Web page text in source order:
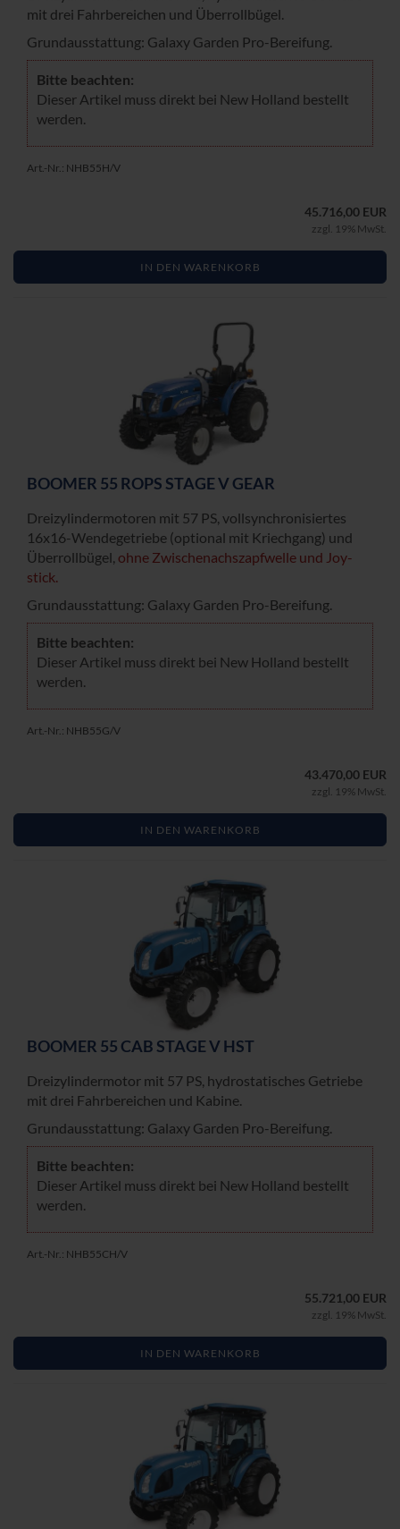
mit drei Fahr­be­rei­chen und Über­roll­bü­gel.
Grund­aus­stat­tung: Ga­la­xy Gar­den Pro-​Bereifung.
Bitte be­ach­ten:
Die­ser Ar­ti­kel muss di­rekt bei New Hol­land be­stellt
wer­den.
Art.-Nr.: NHB55H/V
45.716,00 EUR
zzgl. 19% MwSt.
IN DEN WARENKORB
BOO­MER 55 ROPS STAGE V GEAR
Drei­zy­lin­der­mo­to­ren mit 57 PS, voll­syn­chro­ni­sier­tes
16x16-​Wendegetriebe (op­tio­nal mit Kriech­gang) und
Über­roll­bü­gel, ohne Zwi­schen­achs­zapf­wel­le und Joy­
stick.
Grund­aus­stat­tung: Ga­la­xy Gar­den Pro-​Bereifung.
Bitte be­ach­ten:
Die­ser Ar­ti­kel muss di­rekt bei New Hol­land be­stellt
wer­den.
Art.-Nr.: NHB55G/V
43.470,00 EUR
zzgl. 19% MwSt.
IN DEN WARENKORB
BOO­MER 55 CAB STAGE V HST
Drei­zy­lin­der­mo­tor mit 57 PS, hy­dro­sta­ti­sches Ge­trie­be
mit drei Fahr­be­rei­chen und Ka­bi­ne.
Grund­aus­stat­tung: Ga­la­xy Gar­den Pro-​Bereifung.
Bitte be­ach­ten:
Die­ser Ar­ti­kel muss di­rekt bei New Hol­land be­stellt
wer­den.
Art.-Nr.: NHB55CH/V
55.721,00 EUR
zzgl. 19% MwSt.
IN DEN WARENKORB